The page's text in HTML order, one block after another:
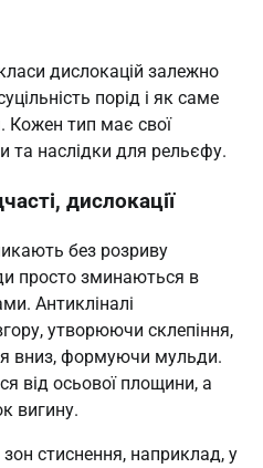
дислокацій залежно
порід і як саме
Кожен тип має свої
та наслідки для рельєфу.
дислокації
без розриву
просто зминаються в
Антикліналі
утворюючи склепіння,
вниз, формуючи мульди.
від осьової площини, а
вигину.
зон стиснення, наприклад, у